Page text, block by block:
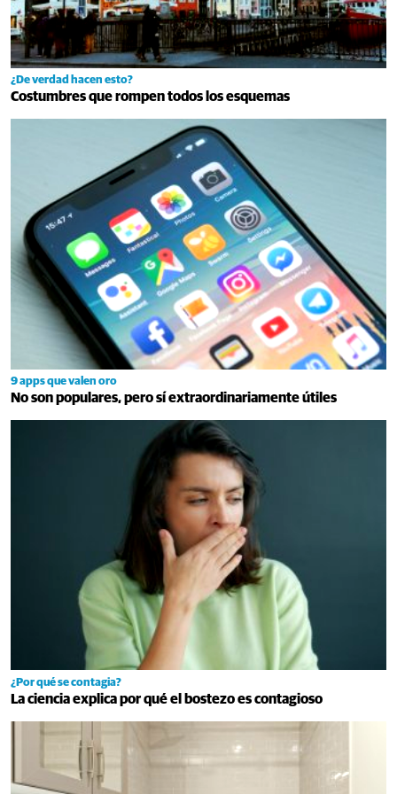
¿De verdad hacen esto?
Costumbres que rompen todos los esquemas
9 apps que valen oro
No son populares, pero sí extraordinariamente útiles
¿Por qué se contagia?
La ciencia explica por qué el bostezo es contagioso